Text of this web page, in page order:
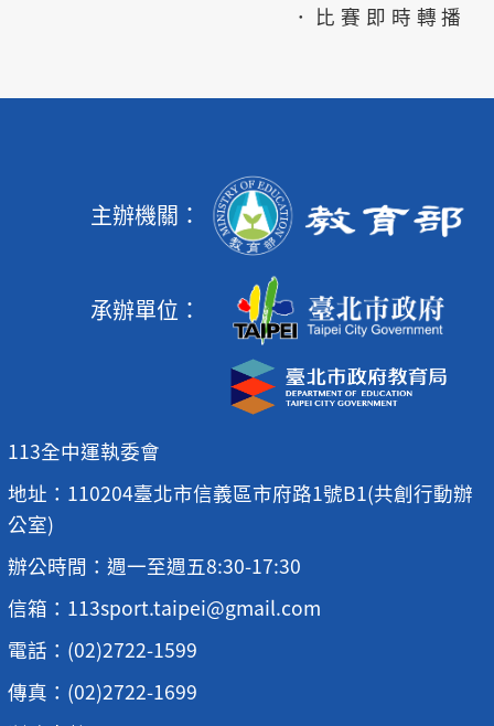
．比賽即時轉播
主辦機關：
承辦單位：
113全中運執委會
地址：110204臺北市信義區市府路1號B1(共創行動辦
公室)
辦公時間：週一至週五8:30-17:30
信箱：113sport.taipei@gmail.com
電話：(02)2722-1599
傳真：(02)2722-1699